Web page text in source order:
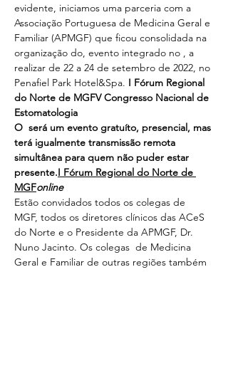
evidente, iniciamos uma parceria com a
Associação Portuguesa de Medicina Geral e
Familiar (APMGF) que ficou consolidada na
organização do, evento integrado no , a
realizar de 22 a 24 de setembro de 2022, no
Penafiel Park Hotel&Spa. I Fórum Regional
do Norte de MGFV Congresso Nacional de
Estomatologia
O será um evento gratuíto, presencial, mas
terá igualmente transmissão remota
simultânea para quem não puder estar
presente.I Fórum Regional do Norte de
MGFonline
Estão convidados todos os colegas de
MGF, todos os diretores clínicos das ACeS
do Norte e o Presidente da APMGF, Dr.
Nuno Jacinto. Os colegas  de Medicina
Geral e Familiar de outras regiões também